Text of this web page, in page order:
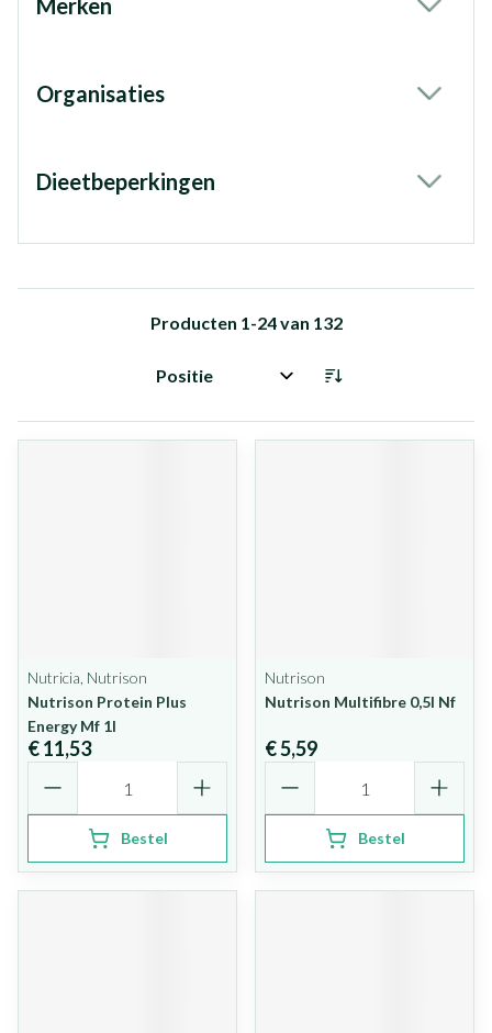
Merken
Organisaties
Dieetbeperkingen
Producten 1-24van 132
Sorteer op:
Nutricia, Nutrison
Nutrison Protein Plus
Energy Mf 1l
€ 11,53
Bestel
Nutrison
Nutrison Multifibre 0,5l Nf
€ 5,59
Bestel